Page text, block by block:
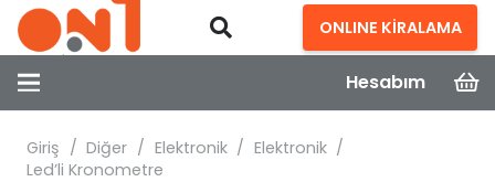
ONLINE KİRALAMA
Hesabım
Giriş / Diğer / Elektronik / Elektronik /
Led’li Kronometre